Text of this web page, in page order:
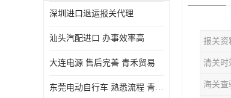
深圳进口退运报关代理
汕头汽配进口 办事效率高
大连电源 售后完善 青禾贸易
东莞电动自行车 熟悉流程 青禾贸易
报关资
清关时
海关查